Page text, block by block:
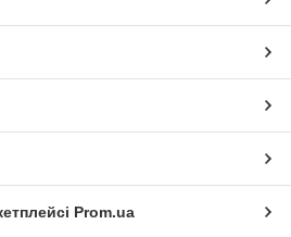
Prom.ua